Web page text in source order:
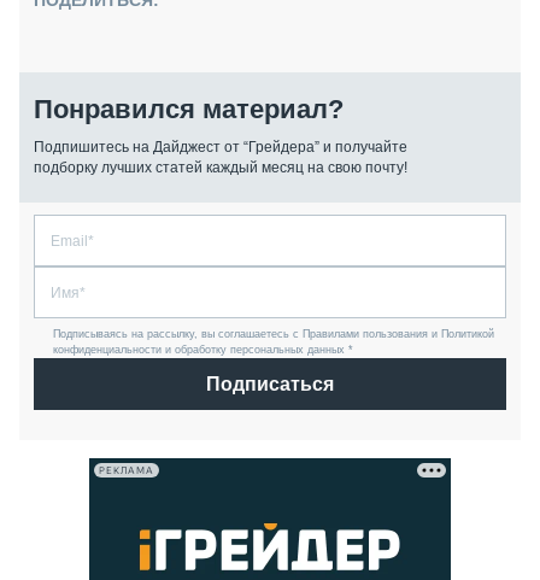
Понравился материал?
Подпишитесь на Дайджест от “Грейдера” и получайте
подборку лучших статей каждый месяц на свою почту!
Подписываясь на рассылку, вы соглашаетесь с Правилами пользования и Политикой
конфиденциальности и обработку персональных данных *
Подписаться
РЕКЛАМА